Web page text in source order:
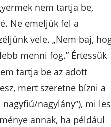
nem tartja be,
Ne emeljük fel a
vele. „Nem baj,
menni fog.” Értessük
tartja be az adott
mert szeretne bízni a
nagylány”), mi
annak, ha például